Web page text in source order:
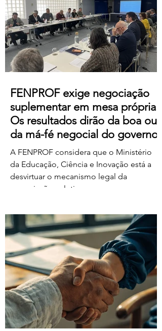
basta clicar no link a partir das 17 horas de
sexta-feira, dia 7 de agosto:
https://us06web.zoom.us/j/85736793433
FENPROF exige negociação
suplementar em mesa própria.
Os resultados dirão da boa ou
da má-fé negocial do governo
A FENPROF considera que o Ministério
da Educação, Ciência e Inovação está a
desvirtuar o mecanismo legal da
negociação coletiva ao convocar uma
organizações sindicais,
independentemente de terem requerido
negociação suplementar ou de já terem
manifestado acordo ou concordância
com o projeto de diploma. A negociação
suplementar existe para permitir o
prosseguimento das negociações
relativamente às matérias sobre as quais
subsiste desacordo. Foi es